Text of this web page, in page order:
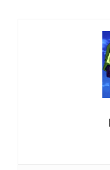
S50